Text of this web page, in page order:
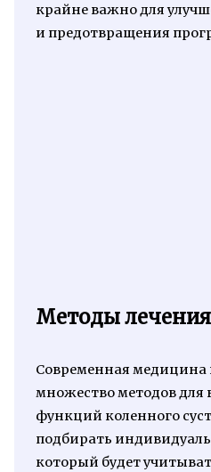
крайне важно для
и предотвращения
Методы лечения
Современная медицина
множество методов для
функций коленного
подбирать
который будет